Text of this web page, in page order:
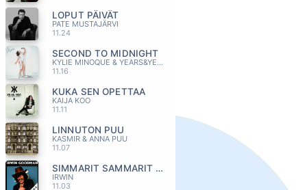
LOPUT PÄIVÄT
PATE MUSTAJÄRVI
11.24
SECOND TO MIDNIGHT
KYLIE MINOQUE & YEARS&YEARS
11.16
KUKA SEN OPETTAA
KAIJA KOO
11.11
LINNUTON PUU
KASMIR & ANNA PUU
11.07
SIMMARIT SAMMARIT KUMMARIT JA PIPO
IRWIN
11.03